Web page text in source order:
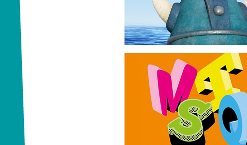
Studio 100 Medie GmbH
Wickie sucht die cleversten Klassen!
MACH MAL Fernsehen
Viacom | Nickelodeon
Grundschul-Material zur Mediemkompetenz